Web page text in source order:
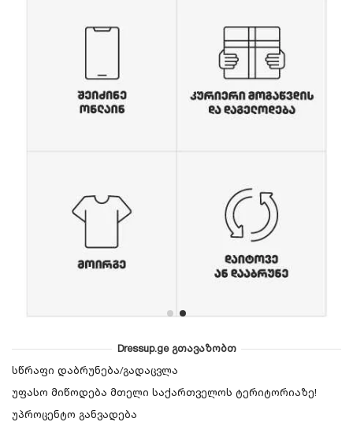
Dressup.ge გთავაზობთ
სწრაფი დაბრუნება/გადაცვლა
უფასო მიწოდება მთელი საქართველოს ტერიტორიაზე!
უპროცენტო განვადება